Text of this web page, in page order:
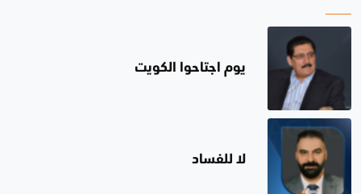
يوم اجتاحوا الكويت
لا للفساد